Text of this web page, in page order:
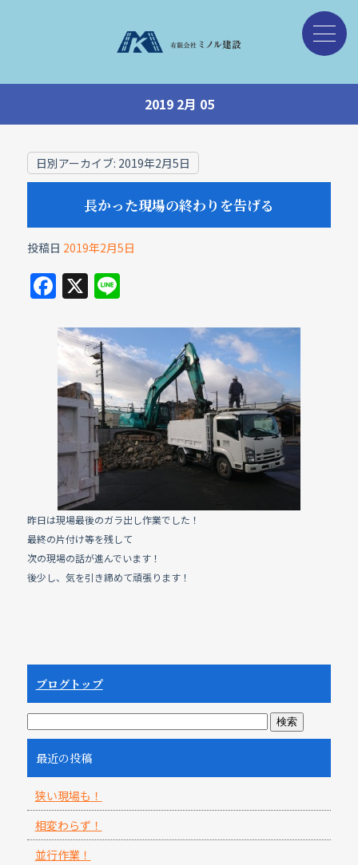
2019 2月 05
日別アーカイブ: 2019年2月5日
長かった現場の終わりを告げる
投稿日 2019年2月5日
F
c
e
b
o
o
k
X Li
e
昨日は現場最後のガラ出し作業でした！
最終の片付け等を残して
次の現場の話が進んでいます！
後少し、気を引き締めて頑張ります！
ブログトップ
最近の投稿
狭い現場も！
相変わらず！
並行作業！